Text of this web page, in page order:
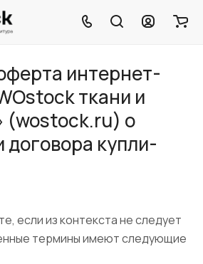
интернет-
ткани и
(wostock.ru) о
купли-
если из контекста не следует
термины имеют следующие